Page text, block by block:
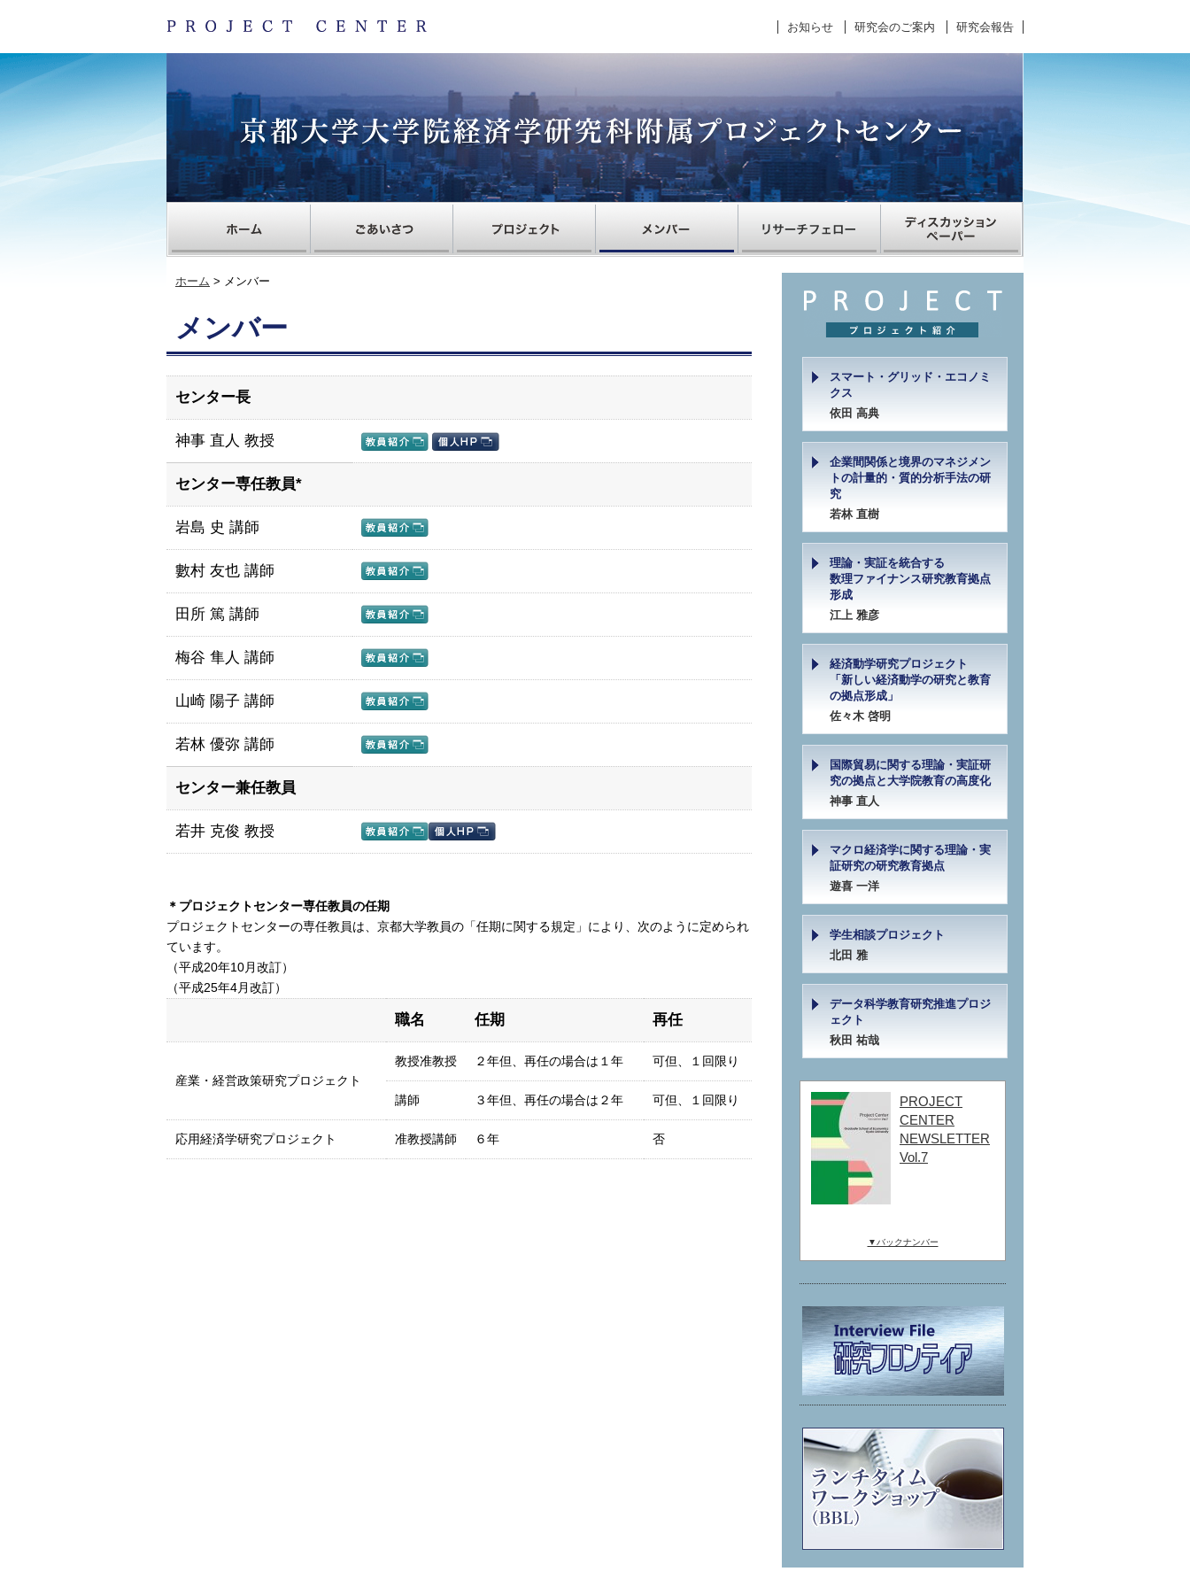
お知らせ 研究会のご案内 研究会報告
ホーム > メンバー
メンバー
センター長
神事 直人 教授
センター専任教員*
岩島 史 講師
數村 友也 講師
田所 篤 講師
梅谷 隼人 講師
山崎 陽子 講師
若林 優弥 講師
センター兼任教員
若井 克俊 教授
＊プロジェクトセンター専任教員の任期
プロジェクトセンターの専任教員は、京都大学教員の「任期に関する規定」により、次のように定められ
ています。
（平成20年10月改訂）
（平成25年4月改訂）
職名 任期 再任
産業・経営政策研究プロジェクト
教授准教授 ２年但、再任の場合は１年 可但、１回限り
講師 ３年但、再任の場合は２年 可但、１回限り
応用経済学研究プロジェクト 准教授講師 ６年 否
スマート・グリッド・エコノミ
クス
依田 高典
企業間関係と境界のマネジメン
トの計量的・質的分析手法の研
究
若林 直樹
理論・実証を統合する
数理ファイナンス研究教育拠点
形成
江上 雅彦
経済動学研究プロジェクト
「新しい経済動学の研究と教育
の拠点形成」
佐々木 啓明
国際貿易に関する理論・実証研
究の拠点と大学院教育の高度化
神事 直人
マクロ経済学に関する理論・実
証研究の研究教育拠点
遊喜 一洋
学生相談プロジェクト
北田 雅
データ科学教育研究推進プロジ
ェクト
秋田 祐哉
PROJECT
CENTER
NEWSLETTER
Vol.7
▼バックナンバー